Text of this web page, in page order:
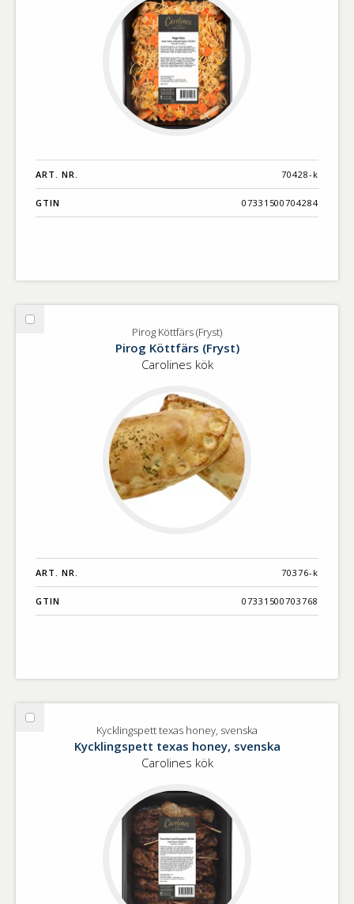
ART. NR. 70428-k
GTIN 07331500704284
Välj
Pirog Köttfärs (Fryst)
Pirog Köttfärs (Fryst)
Carolines kök
ART. NR. 70376-k
GTIN 07331500703768
Välj
Kycklingspett texas honey, svenska
Kycklingspett texas honey, svenska
Carolines kök